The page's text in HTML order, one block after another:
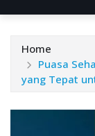
Home
Puasa
yang Tepat